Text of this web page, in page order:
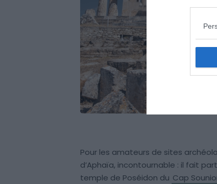
Pour les amateurs de sites
d’Aphaïa, incontournable : il fait
temple de Poséidon du Cap